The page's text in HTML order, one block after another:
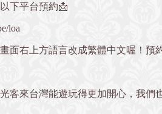
下平台預約📩
loa
面右上方語言改成繁體中文喔！
客來台灣能遊玩得更加開心，我們